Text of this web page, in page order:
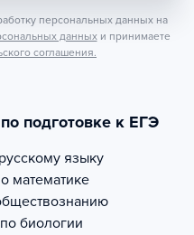
персональных данных на
данных и принимаете
соглашения.
подготовке к ЕГЭ
языку
математике
биологии